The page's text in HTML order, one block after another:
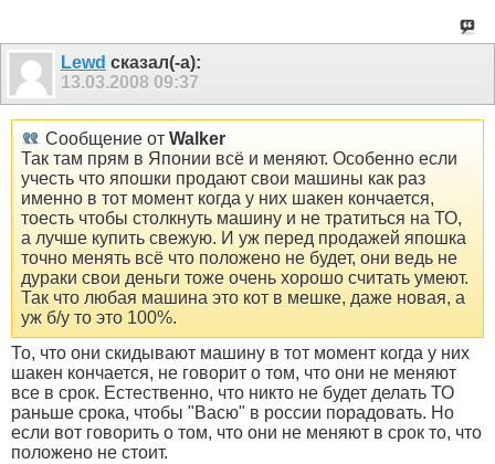
Lewd сказал(-а):
13.03.2008 09:37
Сообщение от Walker
Так там прям в Японии всё и меняют. Особенно если
учесть что япошки продают свои машины как раз
именно в тот момент когда у них шакен кончается,
тоесть чтобы столкнуть машину и не тратиться на ТО,
а лучше купить свежую. И уж перед продажей япошка
точно менять всё что положено не будет, они ведь не
дураки свои деньги тоже очень хорошо считать умеют.
Так что любая машина это кот в мешке, даже новая, а
уж б/у то это 100%.
То, что они скидывают машину в тот момент когда у них
шакен кончается, не говорит о том, что они не меняют
все в срок. Естественно, что никто не будет делать ТО
раньше срока, чтобы "Васю" в россии порадовать. Но
если вот говорить о том, что они не меняют в срок то, что
положено не стоит.